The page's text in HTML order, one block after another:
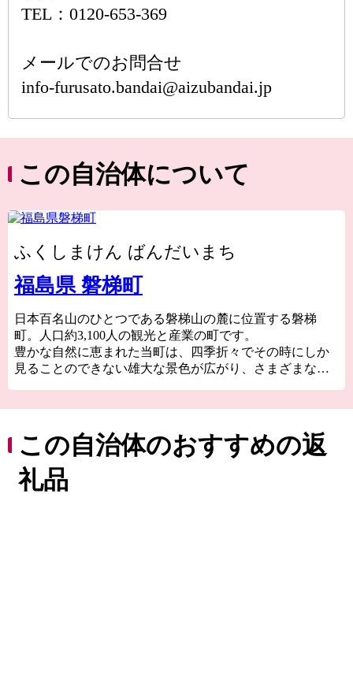
TEL：0120-653-369
メールでのお問合せ
info-furusato.bandai@aizubandai.jp
この自治体について
ふくしまけん ばんだいまち
福島県 磐梯町
日本百名山のひとつである磐梯山の麓に位置する磐梯
町。人口約3,100人の観光と産業の町です。
豊かな自然に恵まれた当町は、四季折々でその時にしか
見ることのできない雄大な景色が広がり、さまざまなア
豊かな水で育つコシヒカリやひとめぼれといった米。シ
ャインマスカットやりんご。国内外にファンをもつ榮川
酒造や老舗酒蔵の磐梯酒造が醸す日本酒。そして、世界
中のカメラファンを魅了するカメラレンズブランドの
この自治体のおすすめの返
礼品